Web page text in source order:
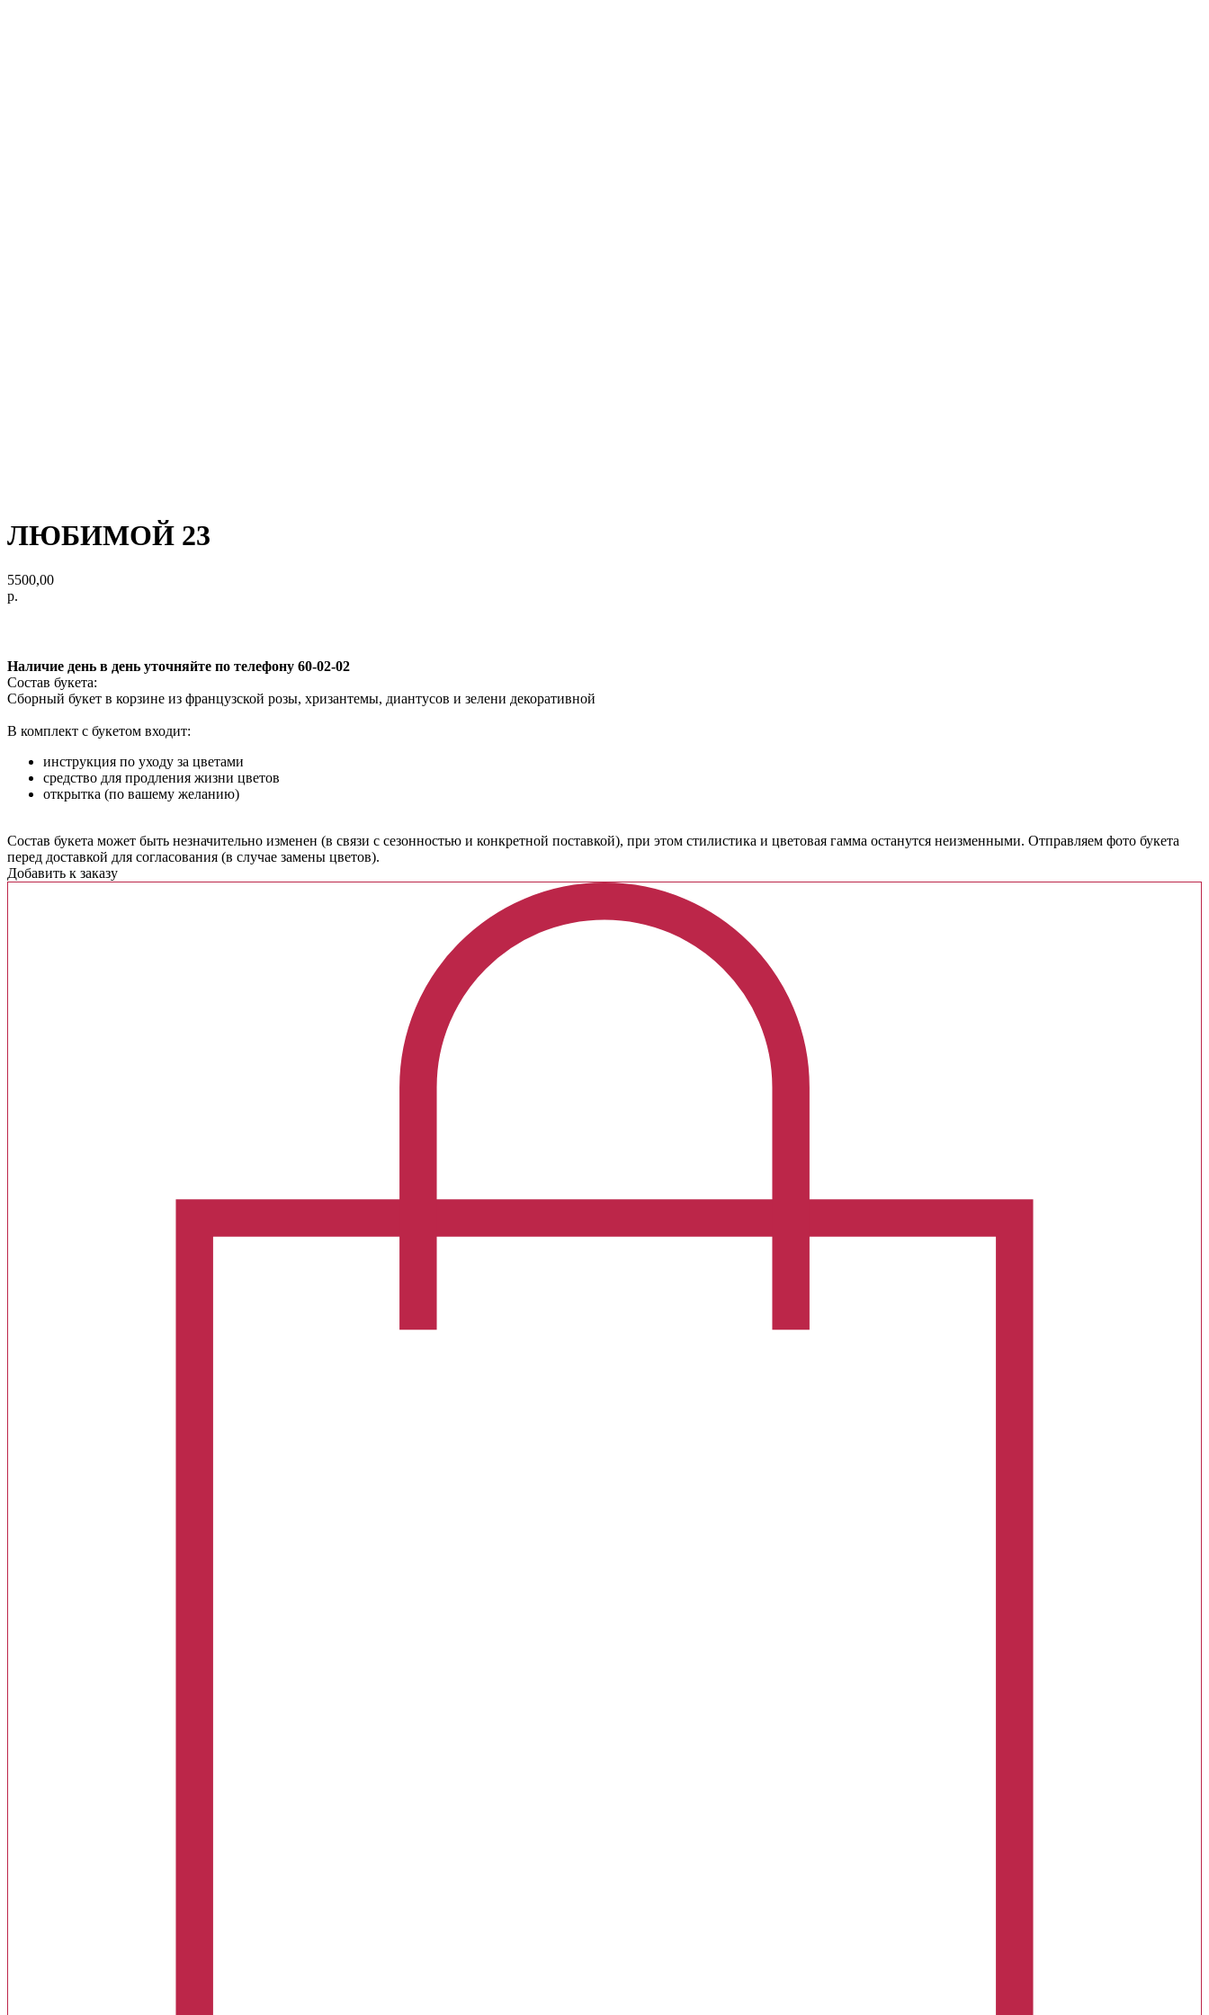
ЛЮБИМОЙ 23
5500,00
р.
Наличие день в день уточняйте по телефону 60-02-02
Состав букета:
Сборный букет в корзине из французской розы, хризантемы, диантусов и зелени декоративной
В комплект с букетом входит:
инструкция по уходу за цветами
средство для продления жизни цветов
открытка (по вашему желанию)
Cостав букета может быть незначительно изменен (в связи с сезонностью и конкретной поставкой), при этом стилистика и цветовая гамма останутся неизменными. Отправляем фото букета
перед доставкой для согласования (в случае замены цветов).
Добавить к заказу